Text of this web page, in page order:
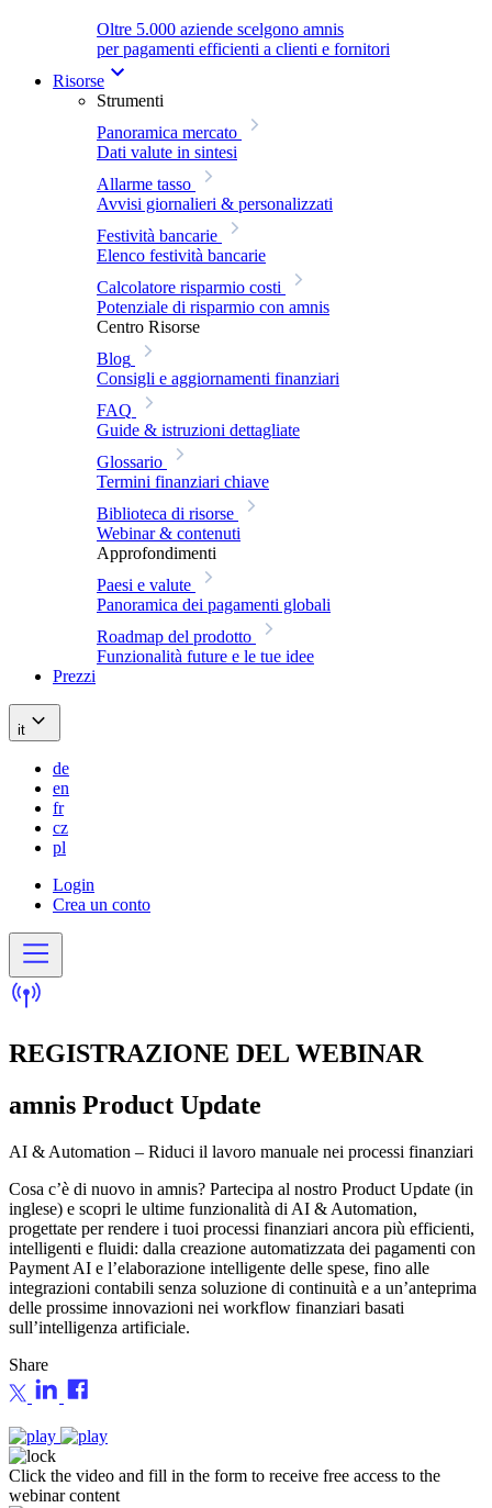
Oltre 5.000 aziende scelgono amnis
per pagamenti efficienti a clienti e fornitori
Risorse
Strumenti
Panoramica mercato
Dati valute in sintesi
Allarme tasso
Avvisi giornalieri & personalizzati
Festività bancarie
Elenco festività bancarie
Calcolatore risparmio costi
Potenziale di risparmio con amnis
Centro Risorse
Blog
Consigli e aggiornamenti finanziari
FAQ
Guide & istruzioni dettagliate
Glossario
Termini finanziari chiave
Biblioteca di risorse
Webinar & contenuti
Approfondimenti
Paesi e valute
Panoramica dei pagamenti globali
Roadmap del prodotto
Funzionalità future e le tue idee
Prezzi
it
de
en
fr
cz
pl
Login
Crea un conto
REGISTRAZIONE DEL WEBINAR
amnis Product Update
AI & Automation – Riduci il lavoro manuale nei processi finanziari
Cosa c’è di nuovo in amnis? Partecipa al nostro Product Update (in
inglese) e scopri le ultime funzionalità di AI & Automation,
progettate per rendere i tuoi processi finanziari ancora più efficienti,
intelligenti e fluidi: dalla creazione automatizzata dei pagamenti con
Payment AI e l’elaborazione intelligente delle spese, fino alle
integrazioni contabili senza soluzione di continuità e a un’anteprima
delle prossime innovazioni nei workflow finanziari basati
sull’intelligenza artificiale.
Share
Click the video and fill in the form to receive free access to the
webinar content